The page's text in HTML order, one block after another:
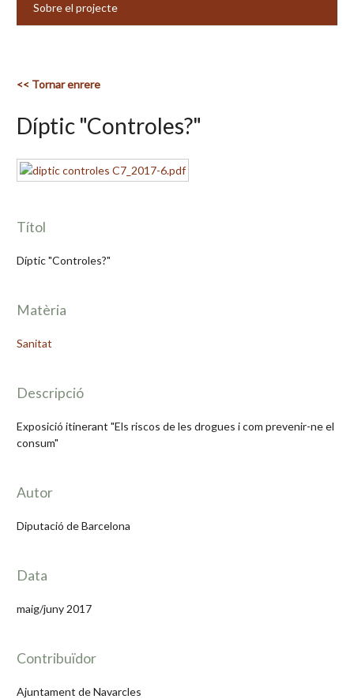
Sobre el projecte
<< Tornar enrere
Díptic "Controles?"
Títol
Díptic "Controles?"
Matèria
Sanitat
Descripció
Exposició itinerant "Els riscos de les drogues i com prevenir-ne el
consum"
Autor
Diputació de Barcelona
Data
maig/juny 2017
Contribuïdor
Ajuntament de Navarcles